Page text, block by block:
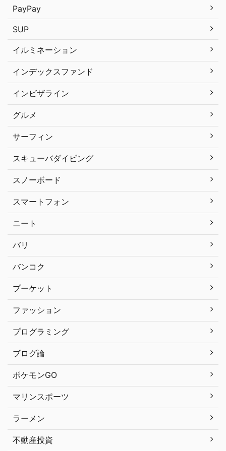
PayPay
SUP
イルミネーション
インデックスファンド
インビザライン
グルメ
サーフィン
スキューバダイビング
スノーボード
スマートフォン
ニート
バリ
バンコク
プーケット
ファッション
プログラミング
ブログ論
ポケモンGO
マリンスポーツ
ラーメン
不動産投資